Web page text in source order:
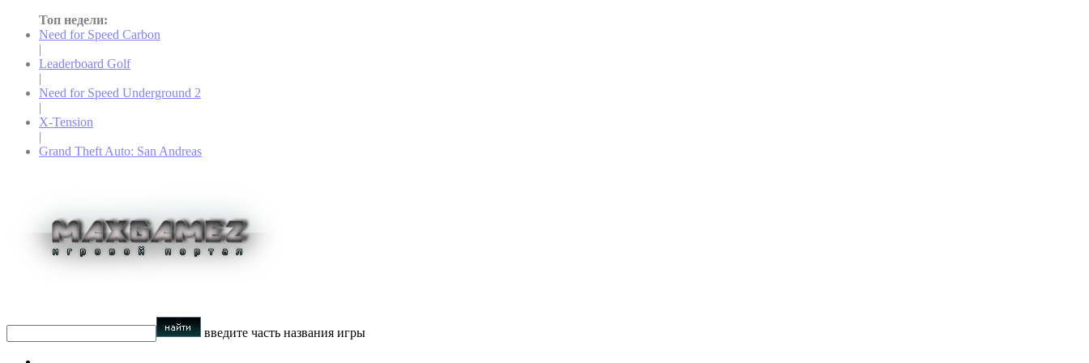
Топ недели:
Need for Speed Carbon
|
Leaderboard Golf
|
Need for Speed Underground 2
|
X-Tension
|
Grand Theft Auto: San Andreas
введите часть названия игры